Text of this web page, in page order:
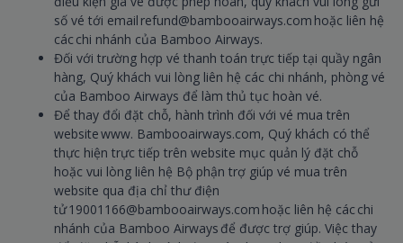
số vé tới email refund@bambooairways.com hoặc liên hệ
các chi nhánh của Bamboo Airways.
Đối với trường hợp vé thanh toán trực tiếp tại quầy ngân
hàng, Quý khách vui lòng liên hệ các chi nhánh, phòng vé
của Bamboo Airways để làm thủ tục hoàn vé.
Để thay đổi đặt chỗ, hành trình đối với vé mua trên
website www. Bambooairways.com, Quý khách có thể
thực hiện trực tiếp trên website mục quản lý đặt chỗ
hoặc vui lòng liên hệ Bộ phận trợ giúp vé mua trên
website qua địa chỉ thư điện
tử 19001166@bambooairways.com hoặc liên hệ các chi
nhánh của Bamboo Airways để được trợ giúp. Việc thay